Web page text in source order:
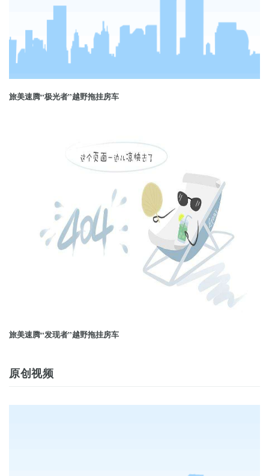
旅美速腾“极光者”越野拖挂房车
旅美速腾“发现者”越野拖挂房车
原创视频